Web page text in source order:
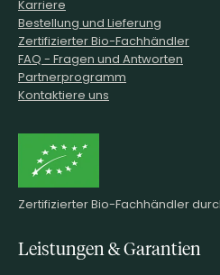
Karriere
Bestellung und Lieferung
Zertifizierter Bio-Fachhändler
FAQ - Fragen und Antworten
Partnerprogramm
Kontaktiere uns
Zertifizierter Bio-Fachhändler
Leistungen & Garantien